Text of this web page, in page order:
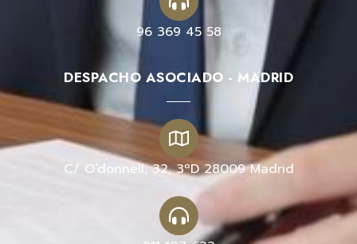
96 369 45 58
DESPACHO ASOCIADO - MADRID
C/ O’donnell, 32, 3ºD 28009 Madrid